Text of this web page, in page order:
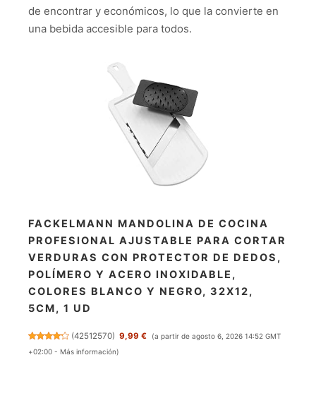
de encontrar y económicos, lo que la convierte en
una bebida accesible para todos.
FACKELMANN MANDOLINA DE COCINA
PROFESIONAL AJUSTABLE PARA CORTAR
VERDURAS CON PROTECTOR DE DEDOS,
POLÍMERO Y ACERO INOXIDABLE,
COLORES BLANCO Y NEGRO, 32X12,
5CM, 1 UD
(42512570) 9,99 €
(a partir de agosto 6, 2026 14:52 GMT
+02:00 - Más información)